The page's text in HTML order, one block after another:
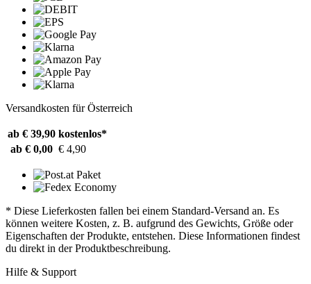
Versandkosten für Österreich
ab € 39,90 kostenlos*
ab € 0,00 € 4,90
* Diese Lieferkosten fallen bei einem Standard-Versand an. Es
können weitere Kosten, z. B. aufgrund des Gewichts, Größe oder
Eigenschaften der Produkte, entstehen. Diese Informationen findest
du direkt in der Produktbeschreibung.
Hilfe & Support